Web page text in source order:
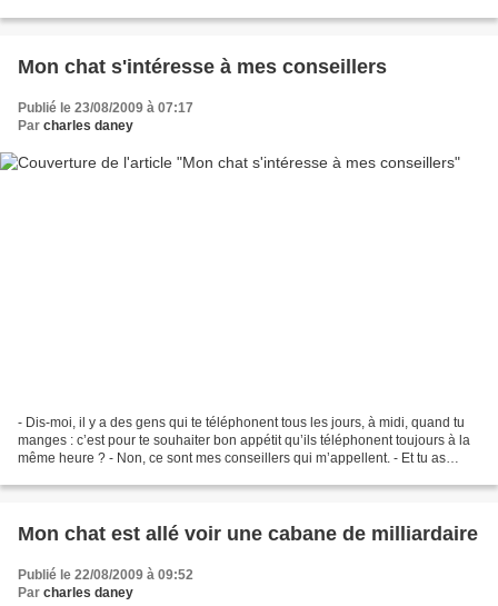
Mon chat s'intéresse à mes conseillers
Publié le 23/08/2009 à 07:17
Par charles daney
- Dis-moi, il y a des gens qui te téléphonent tous les jours, à midi, quand tu
manges : c’est pour te souhaiter bon appétit qu’ils téléphonent toujours à la
même heure ? - Non, ce sont mes conseillers qui m’appellent. - Et tu as
Mon chat est allé voir une cabane de milliardaire
Publié le 22/08/2009 à 09:52
Par charles daney